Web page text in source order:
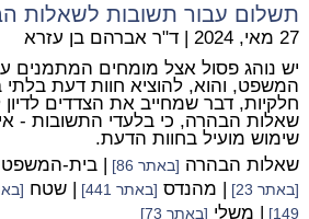
תשלום עבור תשובות לשאלות
27 מאי, 2024 | ד"ר אברהם בן עזרא
יש נוהג פסול אצל מומחים המתמנים
המשפט, והוא, להוציא חוות דעת בלתי
חלקיות, דבר שמחייב את הצדדים
שאלות הבהרה, כי בלעדי התשובות -
שימוש מועיל בחוות הדעת.
שאלות הבהרה [באתר 86] | בית-המשפט
[באתר 23] | מהנדס [באתר 441] | שטח
149]
| משלי [באתר 73]